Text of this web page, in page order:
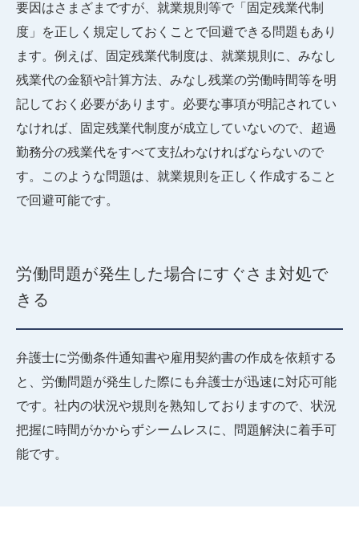
要因はさまざまですが、就業規則等で「固定残業代制
度」を正しく規定しておくことで回避できる問題もあり
ます。例えば、固定残業代制度は、就業規則に、みなし
残業代の金額や計算方法、みなし残業の労働時間等を明
記しておく必要があります。必要な事項が明記されてい
なければ、固定残業代制度が成立していないので、超過
勤務分の残業代をすべて支払わなければならないので
す。このような問題は、就業規則を正しく作成すること
で回避可能です。
労働問題が発生した場合にすぐさま対処で
きる
弁護士に労働条件通知書や雇用契約書の作成を依頼する
と、労働問題が発生した際にも弁護士が迅速に対応可能
です。社内の状況や規則を熟知しておりますので、状況
把握に時間がかからずシームレスに、問題解決に着手可
能です。